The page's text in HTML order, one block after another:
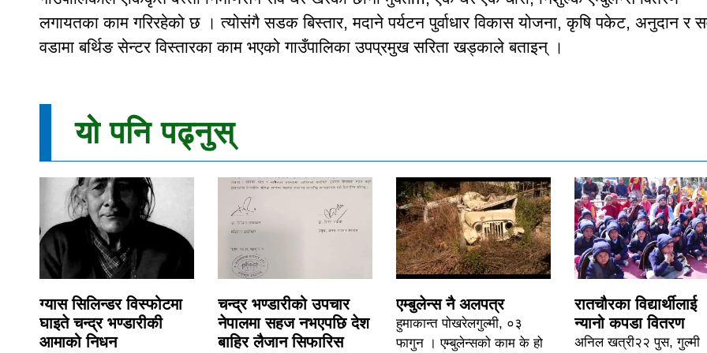
लगायतका काम गरिरहेको छ । त्योसंगै सडक बिस्तार, मदाने पर्यटन पुर्वाधार विकास योजना, कृषि पकेट, अनुदान र
वडामा बर्थिङ सेन्टर विस्तारका काम भएको गाउँपालिका उपप्रमुख सरिता खड्काले बताइन् ।
यो पनि पढ्नुस्
ग्यास सिलिन्डर विस्फोटमा
घाइते चन्द्र भण्डारीकी
आमाको निधन
चन्द्र भण्डारीको उपचार
नेपालमा सहज नभएपछि देश
बाहिर लैजान सिफारिस
एम्बुलेन्स नै अलपत्र
हुमाकान्त पोखरेलगुल्मी, ०३
फागुन । एम्बुलेन्सको काम के हो
रातचौरका विद्यार्थीलाई
न्यानो कपडा वितरण
अनिल खत्री२२ पुस, गुल्मी